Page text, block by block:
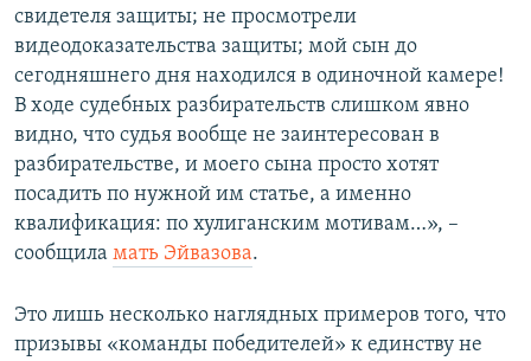
свидетеля защиты; не просмотрели
видеодоказательства защиты; мой сын до
сегодняшнего дня находился в одиночной камере!
В ходе судебных разбирательств слишком явно
видно, что судья вообще не заинтересован в
разбирательстве, и моего сына просто хотят
посадить по нужной им статье, а именно
квалификация: по хулиганским мотивам…», –
сообщила мать Эйвазова.
Это лишь несколько наглядных примеров того, что
призывы «команды победителей» к единству не